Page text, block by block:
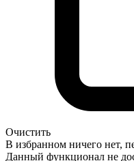
Очистить
В избранном ничего нет,
Данный функционал не